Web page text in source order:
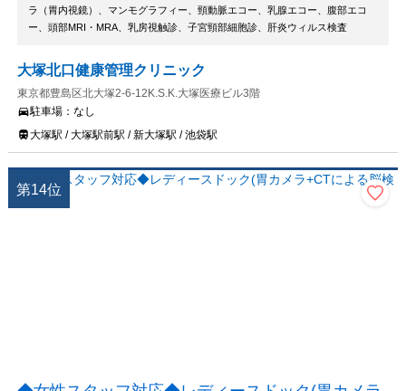
ラ（胃内視鏡）、マンモグラフィー、頸動脈エコー、乳腺エコー、腹部エコ
ー、頭部MRI・MRA、乳房視触診、子宮頸部細胞診、肝炎ウィルス検査
大塚北口健康管理クリニック
東京都豊島区北大塚2-6-12K.S.K.大塚医療ビル3階
駐車場： なし
大塚駅 / 大塚駅前駅 / 新大塚駅 / 池袋駅
第14位